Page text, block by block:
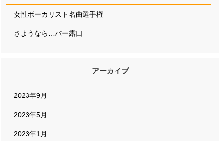
女性ボーカリスト名曲選手権
さようなら…バー露口
アーカイブ
2023年9月
2023年5月
2023年1月